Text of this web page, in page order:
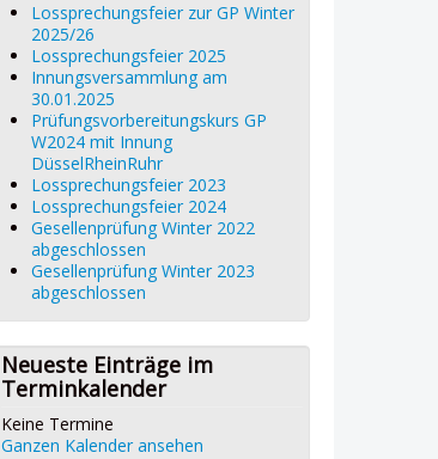
Lossprechungsfeier zur GP Winter
2025/26
Lossprechungsfeier 2025
Innungsversammlung am
30.01.2025
Prüfungsvorbereitungskurs GP
W2024 mit Innung
DüsselRheinRuhr
Lossprechungsfeier 2023
Lossprechungsfeier 2024
Gesellenprüfung Winter 2022
abgeschlossen
Gesellenprüfung Winter 2023
abgeschlossen
Neueste Einträge im
Terminkalender
Keine Termine
Ganzen Kalender ansehen